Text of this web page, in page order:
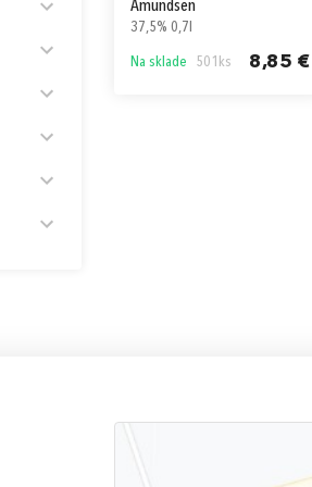
Amundsen
37,5% 0,7l
Na sklade 501ks 8,85 €